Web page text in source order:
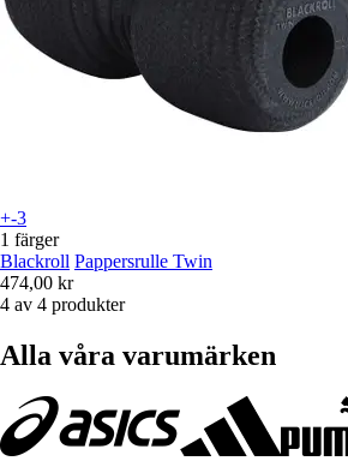
+-3
1 färger
Blackroll Pappersrulle Twin
474,00 kr
4 av 4 produkter
Alla våra varumärken